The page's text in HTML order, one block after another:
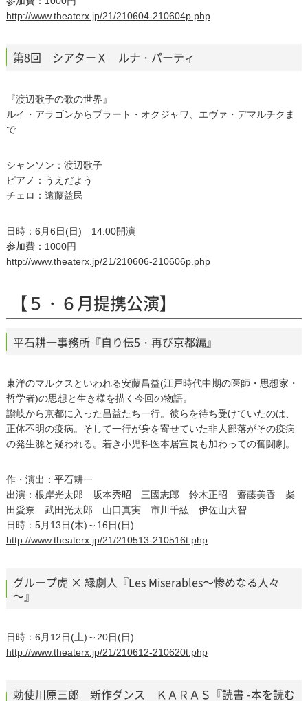
http://www.theaterx.jp/21/210604-210604p.php
第8回 シアターＸ ルナ・パーティ
『渡辺歌子の歌の世界』
ルイ・アラゴンからブラート・オクジャワ、エヴァ・デマルチクま
で
シャンソン：渡辺歌子
ピアノ：うえだよう
チェロ：遠藤益民
日時：6月6日(日) 14:00開演
参加費：1000円
http://www.theaterx.jp/21/210606-210606p.php
【５・６月提携公演】
平石耕一事務所『自り伝5・再び京都編』
東洋のマルクスといわれる安藤昌益(江戸時代中期の医師・思想家・
哲学者)の思想と生き様を描く今回の物語。
讃岐から京都に入った昌益たち一行。彼らを待ち受けていたのは、
正体不明の疫病。そして一行が身を寄せていた非人部落がその疫病
の発生源と疑われる。若き小児科医本居宣長も加わっての奮闘劇。
作・演出：平石耕一
出演：根岸光太郎 坂本秀昭 三國志郎 鈴木正昭 齋藤美香 柴
田愛奈 武田光太郎 山口真実 市川千紘 伊佐山大智
日時：5月13日(木)～16日(日)
http://www.theaterx.jp/21/210513-210516t.php
グループ虎 × 縁劇人『Les Miserables～惨めなる人々
～』
日時：6月12日(土)～20日(日)
http://www.theaterx.jp/21/210612-210620t.php
勅使川原三郎 新作ダンス ＫＡＲＡＳ『読書 -本を読む